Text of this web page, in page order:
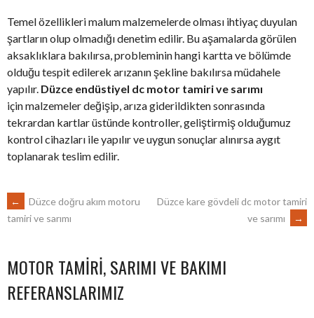
Temel özellikleri malum malzemelerde olması ihtiyaç duyulan
şartların olup olmadığı denetim edilir. Bu aşamalarda görülen
aksaklıklara bakılırsa, probleminin hangi kartta ve bölümde
olduğu tespit edilerek arızanın şekline bakılırsa müdahele
yapılır. Düzce endüstiyel dc motor tamiri ve sarımı
için malzemeler değişip, arıza giderildikten sonrasında
tekrardan kartlar üstünde kontroller, geliştirmiş olduğumuz
kontrol cihazları ile yapılır ve uygun sonuçlar alınırsa aygıt
toplanarak teslim edilir.
POST
NAVIGATION
←
Düzce doğru akım motoru
tamiri ve sarımı
Düzce kare gövdeli dc motor tamiri
ve sarımı
→
MOTOR TAMIRI, SARIMI VE BAKIMI
REFERANSLARIMIZ